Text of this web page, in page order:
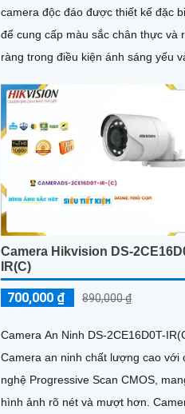
camera độc đáo được thiết kế đặc
để cung cấp màu sắc chân thực và
ràng trong điều kiện ánh sáng yếu
Camera Hikvision DS-
IR(C)
700,000 ₫ 890,000 ₫
Camera An Ninh DS-2CE16D0T-
Camera an ninh chất lượng cao với
nghệ Progressive Scan CMOS,
hình ảnh rõ nét và mượt hơn. Camera